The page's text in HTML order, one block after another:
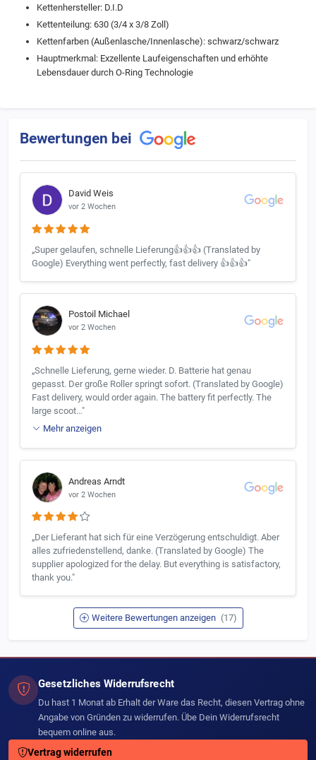
Kettenhersteller: D.I.D
Kettenteilung: 630 (3/4 x 3/8 Zoll)
Kettenfarben (Außenlasche/Innenlasche): schwarz/schwarz
Hauptmerkmal: Exzellente Laufeigenschaften und erhöhte
Lebensdauer durch O-Ring Technologie
Bewertungen bei
David Weis
vor 2 Wochen
„Super gelaufen, schnelle Lieferung👍👍👍 (Translated by
Google) Everything went perfectly, fast delivery 👍👍👍"
Postoil Michael
vor 2 Wochen
„Schnelle Lieferung, gerne wieder. D. Batterie hat genau
gepasst. Der große Roller springt sofort. (Translated by Google)
Fast delivery, would order again. The battery fit perfectly. The
large scoot…"
Mehr anzeigen
Andreas Arndt
vor 2 Wochen
„Der Lieferant hat sich für eine Verzögerung entschuldigt. Aber
alles zufriedenstellend, danke. (Translated by Google) The
supplier apologized for the delay. But everything is satisfactory,
thank you."
Weitere Bewertungen anzeigen (17)
Gesetzliches Widerrufsrecht
Du hast 1 Monat ab Erhalt der Ware das Recht, diesen Vertrag ohne
Angabe von Gründen zu widerrufen. Übe Dein Widerrufsrecht
bequem online aus.
Vertrag widerrufen